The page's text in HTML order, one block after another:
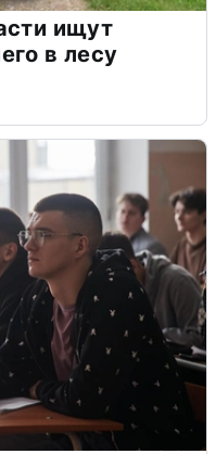
ищут
в лесу